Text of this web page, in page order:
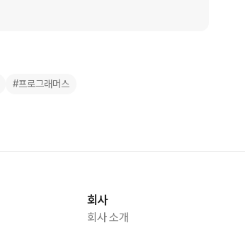
#프로그래머스
회사
회사 소개